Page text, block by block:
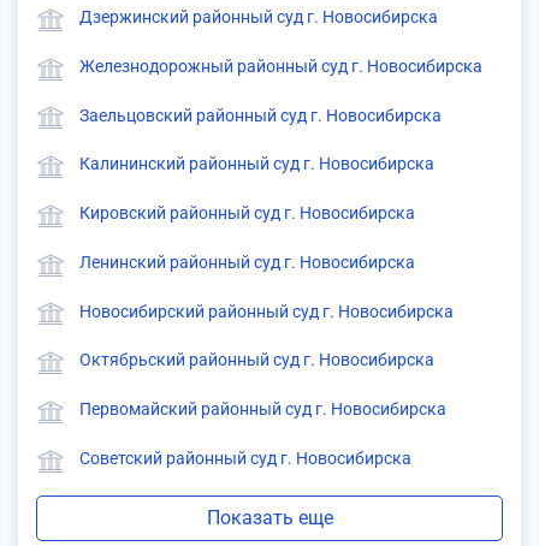
Дзержинский районный суд г. Новосибирска
Железнодорожный районный суд г. Новосибирска
Заельцовский районный суд г. Новосибирска
Калининский районный суд г. Новосибирска
Кировский районный суд г. Новосибирска
Ленинский районный суд г. Новосибирска
Новосибирский районный суд г. Новосибирска
Октябрьский районный суд г. Новосибирска
Первомайский районный суд г. Новосибирска
Советский районный суд г. Новосибирска
Показать еще